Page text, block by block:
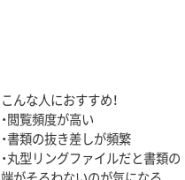
こんな人におすすめ！
・閲覧頻度が高い
・書類の抜き差しが頻繁
・丸型リングファイルだと書類の